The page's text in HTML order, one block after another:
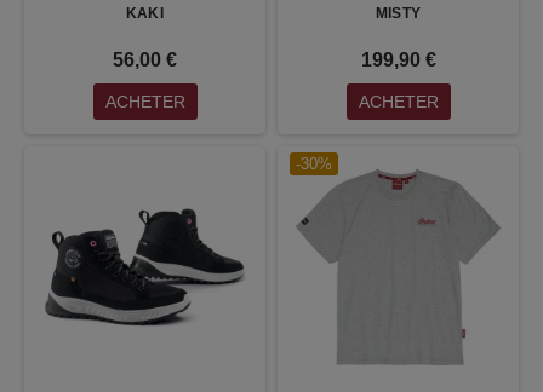
KAKI
56,00 €
ACHETER
MISTY
199,90 €
ACHETER
-30%